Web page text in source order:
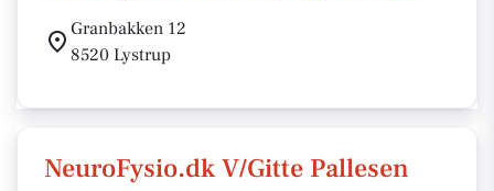
Granbakken 12
8520 Lystrup
NeuroFysio.dk V/Gitte Pallesen